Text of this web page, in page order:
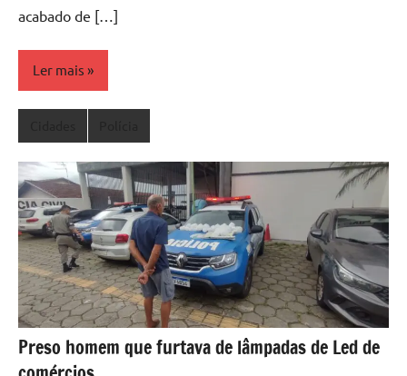
acabado de […]
Ler mais
Preso homem que furtava de lâmpadas de Led de